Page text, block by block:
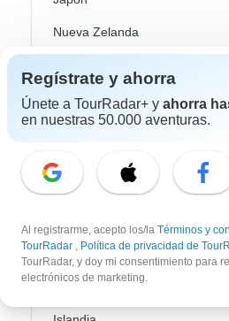
Nueva Zelanda
Tailandia
Croacia
Europa del Este
Reino Unido
Grecia
Regístrate y ahorra
Únete a TourRadar+ y ahorra
en nuestras 50.000 aventuras.
Al registrarme, acepto los/la Términos y
TourRadar , Política de privacidad de
TourRadar, y doy mi consentimiento para
electrónicos de marketing.